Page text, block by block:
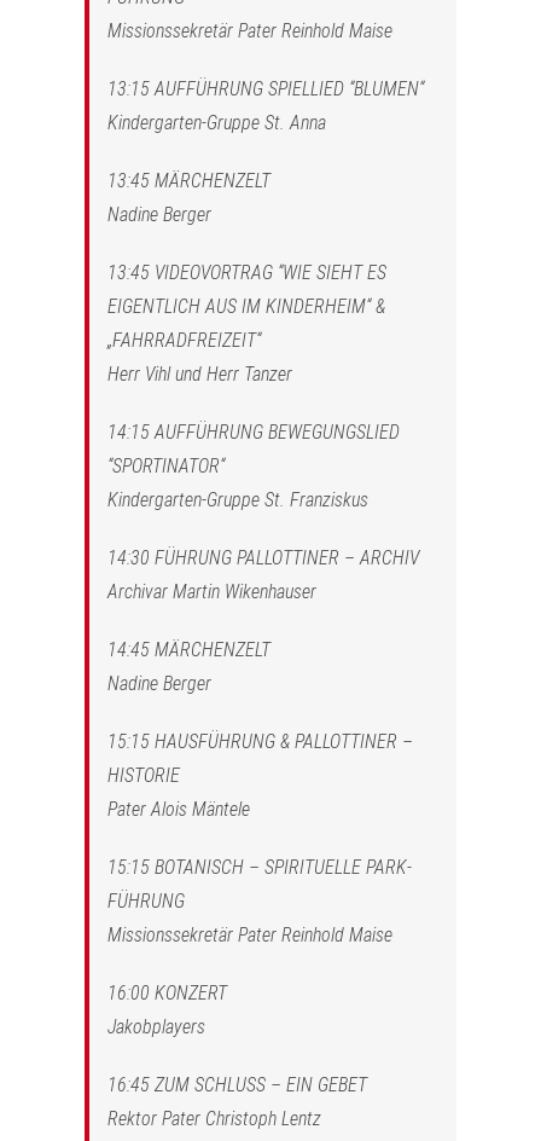
Missionssekretär Pater Reinhold Maise
13:15 AUFFÜHRUNG SPIELLIED “BLUMEN“
Kindergarten-Gruppe St. Anna
13:45 MÄRCHENZELT
Nadine Berger
13:45 VIDEOVORTRAG “WIE SIEHT ES
EIGENTLICH AUS IM KINDERHEIM“ &
„FAHRRADFREIZEIT“
Herr Vihl und Herr Tanzer
14:15 AUFFÜHRUNG BEWEGUNGSLIED
“SPORTINATOR“
Kindergarten-Gruppe St. Franziskus
14:30 FÜHRUNG PALLOTTINER – ARCHIV
Archivar Martin Wikenhauser
14:45 MÄRCHENZELT
Nadine Berger
15:15 HAUSFÜHRUNG & PALLOTTINER –
HISTORIE
Pater Alois Mäntele
15:15 BOTANISCH – SPIRITUELLE PARK-
FÜHRUNG
Missionssekretär Pater Reinhold Maise
16:00 KONZERT
Jakobplayers
16:45 ZUM SCHLUSS – EIN GEBET
Rektor Pater Christoph Lentz